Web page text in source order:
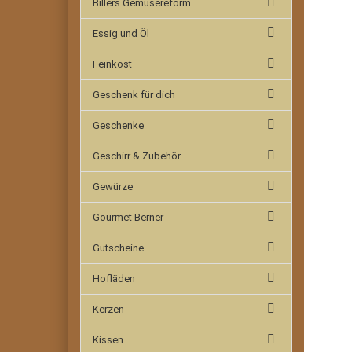
Billers Gemüsereform
Essig und Öl
Feinkost
Geschenk für dich
Geschenke
Geschirr & Zubehör
Gewürze
Gourmet Berner
Gutscheine
Hofläden
Kerzen
Kissen